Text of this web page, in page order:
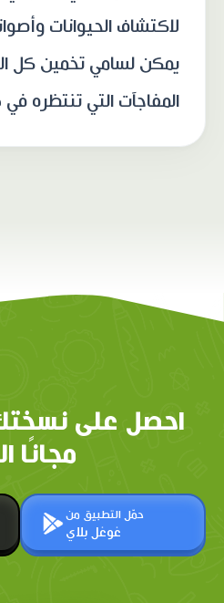
لاكتشاف الحيوانات
يمكن لسامي تخمين كل
المفاجآت التي تنتظره في
احصل على
مجانًا
حمّل التطبيق من
غوغل بلاي